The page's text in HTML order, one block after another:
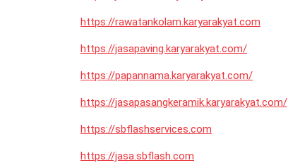
https://rawatankolam.karyarakyat.com
https://jasapaving.karyarakyat.com/
https://papannama.karyarakyat.com/
https://jasapasangkeramik.karyarakyat.com/
https://sbflashservices.com
https://jasa.sbflash.com